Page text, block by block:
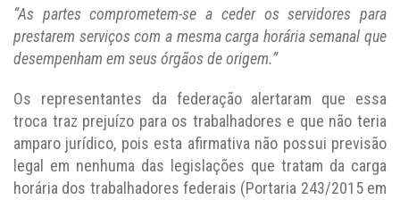
“As partes comprometem-se a ceder os servidores para
prestarem serviços com a mesma carga horária semanal que
desempenham em seus órgãos de origem.”
Os representantes da federação alertaram que essa
troca traz prejuízo para os trabalhadores e que não teria
amparo jurídico, pois esta afirmativa não possui previsão
legal em nenhuma das legislações que tratam da carga
horária dos trabalhadores federais (Portaria 243/2015 em